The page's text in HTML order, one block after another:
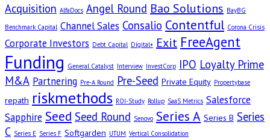
Acquisition AlfaDocs Angel Round Bao Solutions BayBG
Benchmark Capital Channel Sales Consalio Contentful Corona Crisis
Corporate Investors Debt Capital Digital+ Exit FreeAgent
Funding General Catalyst Interview InvestCorp IPO Loyalty Prime
M&A Partnering Pre-A Round Pre-Seed Private Equity Propertybase
repath riskmethods ROI-Study Rollup SaaS Metrics Salesforce
Sapphire Seed Seed Round Senovo Series A Series B Series
C Series E Series F Softgarden UTUM Vertical Consolidation